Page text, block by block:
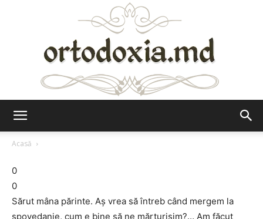
Acasă
0
0
Sărut mâna părinte. Aș vrea să întreb când mergem la
spovedanie, cum e bine să ne mărturisim?… Am făcut